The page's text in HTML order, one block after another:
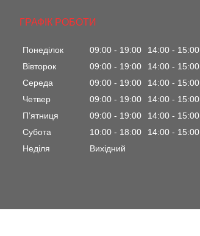
ГРАФІК РОБОТИ
Понеділок 09:00 19:00 14:00
15:00
Вівторок
09:00 19:00 14:00
15:00
Середа
09:00 19:00 14:00
15:00
Четвер
09:00 19:00 14:00
15:00
Пʼятниця
09:00 19:00 14:00
15:00
Субота
10:00 18:00 14:00
15:00
Неділя
Вихідний